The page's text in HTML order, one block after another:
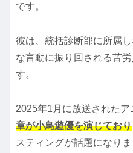
です。
彼は、統括診断部に所属
な言動に振り回される苦
す。
2025年1月に放送されたア
章が小鳥遊優を演じており
スティングが話題になりま